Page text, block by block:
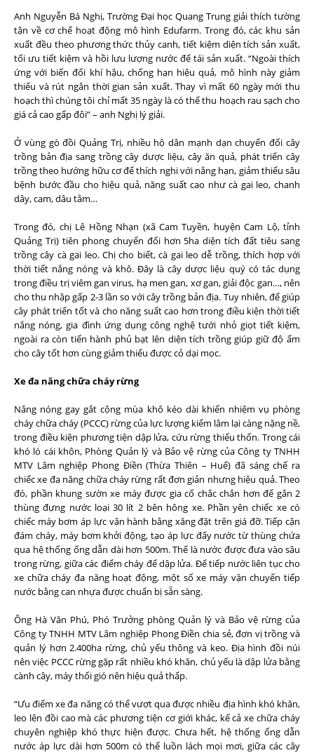
Anh Nguyễn Bá Nghị, Trường Đại học Quang Trung giải thích tường
tận về cơ chế hoạt động mô hình Edufarm. Trong đó, các khu sản
xuất đều theo phương thức thủy canh, tiết kiệm diện tích sản xuất,
tối ưu tiết kiệm và hồi lưu lượng nước để tái sản xuất. “Ngoài thích
ứng với biến đổi khí hậu, chống hạn hiệu quả, mô hình này giảm
thiểu và rút ngắn thời gian sản xuất. Thay vì mất 60 ngày mới thu
hoạch thì chúng tôi chỉ mất 35 ngày là có thể thu hoạch rau sạch cho
giá cả cao gấp đôi” – anh Nghị lý giải.
Ở vùng gò đồi Quảng Trị, nhiều hộ dân mạnh dạn chuyển đổi cây
trồng bản địa sang trồng cây dược liệu, cây ăn quả, phát triển cây
trồng theo hướng hữu cơ để thích nghi với nắng hạn, giảm thiểu sâu
bệnh bước đầu cho hiệu quả, năng suất cao như cà gai leo, chanh
dây, cam, dâu tằm…
Trong đó, chị Lê Hồng Nhạn (xã Cam Tuyền, huyện Cam Lộ, tỉnh
Quảng Trị) tiên phong chuyển đổi hơn 5ha diện tích đất tiêu sang
trồng cây cà gai leo. Chị cho biết, cà gai leo dễ trồng, thích hợp với
thời tiết nắng nóng và khô. Đây là cây dược liệu quý có tác dụng
trong điều trị viêm gan virus, hạ men gan, xơ gan, giải độc gan…, nên
cho thu nhập gấp 2-3 lần so với cây trồng bản địa. Tuy nhiên, để giúp
cây phát triển tốt và cho năng suất cao hơn trong điều kiện thời tiết
nắng nóng, gia đình ứng dụng công nghệ tưới nhỏ giọt tiết kiệm,
ngoài ra còn tiến hành phủ bạt lên diện tích trồng giúp giữ độ ẩm
cho cây tốt hơn cùng giảm thiểu được cỏ dại mọc.
Xe đa năng chữa cháy rừng
Nắng nóng gay gắt cộng mùa khô kéo dài khiến nhiệm vụ phòng
cháy chữa cháy (PCCC) rừng của lực lượng kiểm lâm lại càng nặng nề,
trong điều kiện phương tiện dập lửa, cứu rừng thiếu thốn. Trong cái
khó ló cái khôn, Phòng Quản lý và Bảo vệ rừng của Công ty TNHH
MTV Lâm nghiệp Phong Điền (Thừa Thiên – Huế) đã sáng chế ra
chiếc xe đa năng chữa cháy rừng rất đơn giản nhưng hiệu quả. Theo
đó, phần khung sườn xe máy được gia cố chắc chắn hơn để gắn 2
thùng đựng nước loại 30 lít 2 bên hông xe. Phần yên chiếc xe có
chiếc máy bơm áp lực vận hành bằng xăng đặt trên giá đỡ. Tiếp cận
đám cháy, máy bơm khởi động, tạo áp lực đẩy nước từ thùng chứa
qua hệ thống ống dẫn dài hơn 500m. Thế là nước được đưa vào sâu
trong rừng, giữa các điểm cháy để dập lửa. Để tiếp nước liên tục cho
xe chữa cháy đa năng hoạt động, một số xe máy vận chuyển tiếp
nước bằng can nhựa được chuẩn bị sẵn sàng.
Ông Hà Văn Phú, Phó Trưởng phòng Quản lý và Bảo vệ rừng của
Công ty TNHH MTV Lâm nghiệp Phong Điền chia sẻ, đơn vị trồng và
quản lý hơn 2.400ha rừng, chủ yếu thông và keo. Địa hình đồi núi
nên việc PCCC rừng gặp rất nhiều khó khăn, chủ yếu là dập lửa bằng
cành cây, máy thổi gió nên hiệu quả thấp.
“Ưu điểm xe đa năng có thể vượt qua được nhiều địa hình khó khăn,
leo lên đồi cao mà các phương tiện cơ giới khác, kể cả xe chữa cháy
chuyên nghiệp khó thực hiện được. Chưa hết, hệ thống ống dẫn
nước áp lực dài hơn 500m có thể luồn lách mọi mơi, giữa các cây